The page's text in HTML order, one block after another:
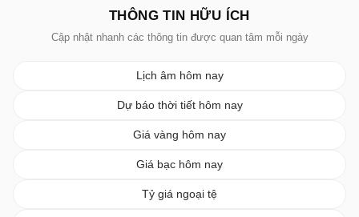
THÔNG TIN HỮU ÍCH
Cập nhật nhanh các thông tin được quan tâm mỗi ngày
Lịch âm hôm nay
Dự báo thời tiết hôm nay
Giá vàng hôm nay
Giá bạc hôm nay
Tỷ giá ngoại tệ